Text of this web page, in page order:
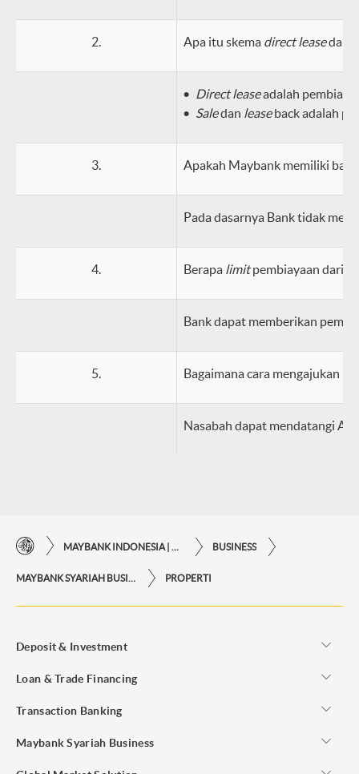
2. Apa itu skema direct leasedan
Direct leaseadalah
Saledan leaseback adalah
3. Apakah Maybank memiliki
Pada dasarnya Bank tidak
4. Berapa limitpembiayaan dari
Bank dapat memberikan
5. Bagaimana cara mengajukan
Nasabah dapat mendatangi
MAYBANK INDONESIA | KEMUDAHAN TRANSAKSI FINANSIAL DI UJUNG JARI ANDA BUSINESS
MAYBANK SYARIAH BUSINESS PROPERTI
Deposit & Investment
Loan & Trade Financing
Transaction Banking
Maybank Syariah Business